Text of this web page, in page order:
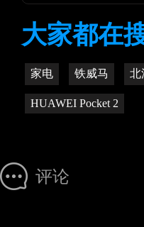
大家都在
家电 铁威马 北
HUAWEI Pocket 2
评论